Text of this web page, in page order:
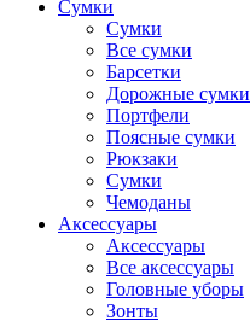
Сумки
Сумки
Все сумки
Барсетки
Дорожные сумки
Портфели
Поясные сумки
Рюкзаки
Сумки
Чемоданы
Аксессуары
Аксессуары
Все аксессуары
Головные уборы
Зонты